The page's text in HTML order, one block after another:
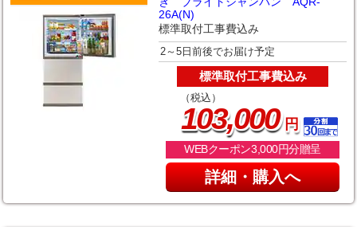
26A(N)
標準取付工事費込み
2～5日前後でお届け予定
標準取付工事費込み
（税込）
103,000円
WEBクーポン3,000円分贈呈
詳細・購入へ